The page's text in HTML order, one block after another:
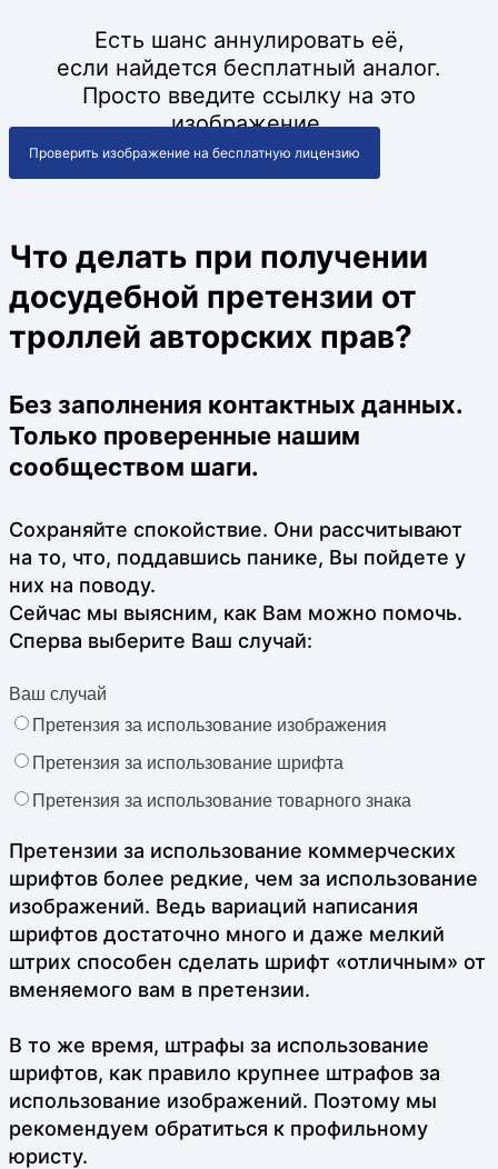
Есть шанс аннулировать её,
если найдется бесплатный аналог.
Просто введите ссылку на это
изображение.
Проверить изображение на бесплатную лицензию
Что делать при получении
досудебной претензии от
троллей авторских прав?
Без заполнения контактных данных.
Только проверенные нашим
сообществом шаги.
Сохраняйте спокойствие. Они рассчитывают
на то, что, поддавшись панике, Вы пойдете у
них на поводу.
Сейчас мы выясним, как Вам можно помочь.
Сперва выберите Ваш случай:
Ваш случай
Претензия за использование изображения
Претензия за использование шрифта
Претензия за использование товарного знака
Претензии за использование коммерческих
шрифтов более редкие, чем за использование
изображений. Ведь вариаций написания
шрифтов достаточно много и даже мелкий
штрих способен сделать шрифт «отличным» от
вменяемого вам в претензии.
В то же время, штрафы за использование
шрифтов, как правило крупнее штрафов за
использование изображений. Поэтому мы
рекомендуем обратиться к профильному
юристу.